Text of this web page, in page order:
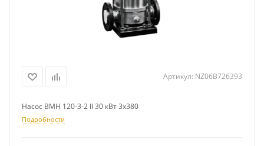
Артикул: NZ06B726393
Насос ВМН 120-3-2 II 30 кВт 3х380
Подробности